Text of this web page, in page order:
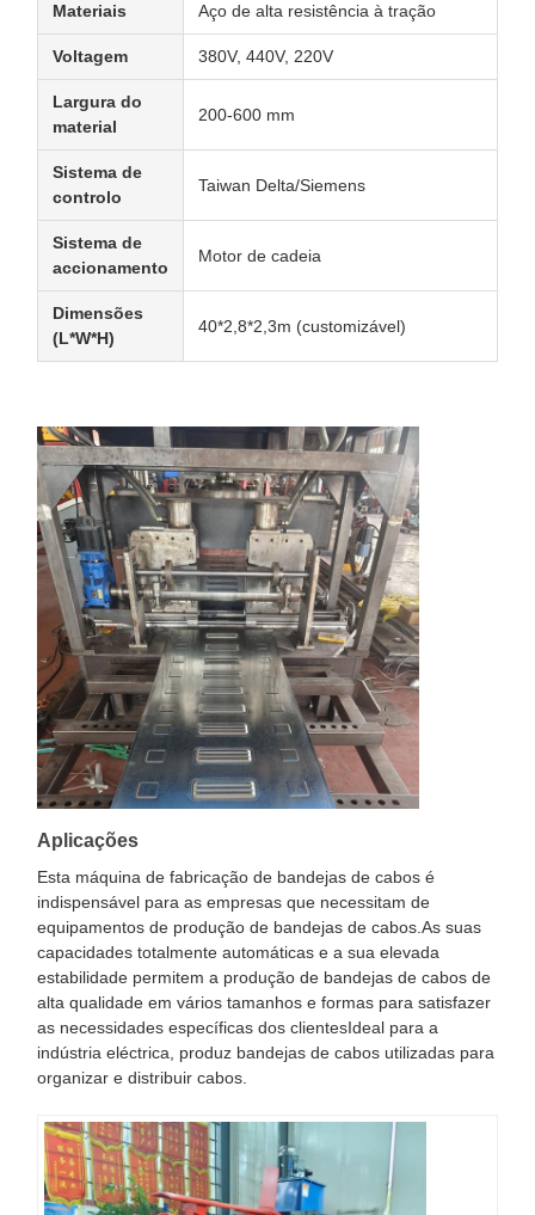
Materiais Aço de alta resistência à tração
Voltagem 380V, 440V, 220V
Largura do
material
200-600 mm
Sistema de
controlo
Taiwan Delta/Siemens
Sistema de
accionamento
Motor de cadeia
Dimensões
(L*W*H)
40*2,8*2,3m (customizável)
Aplicações
Esta máquina de fabricação de bandejas de cabos é
indispensável para as empresas que necessitam de
equipamentos de produção de bandejas de cabos.As suas
capacidades totalmente automáticas e a sua elevada
estabilidade permitem a produção de bandejas de cabos de
alta qualidade em vários tamanhos e formas para satisfazer
as necessidades específicas dos clientesIdeal para a
indústria eléctrica, produz bandejas de cabos utilizadas para
organizar e distribuir cabos.